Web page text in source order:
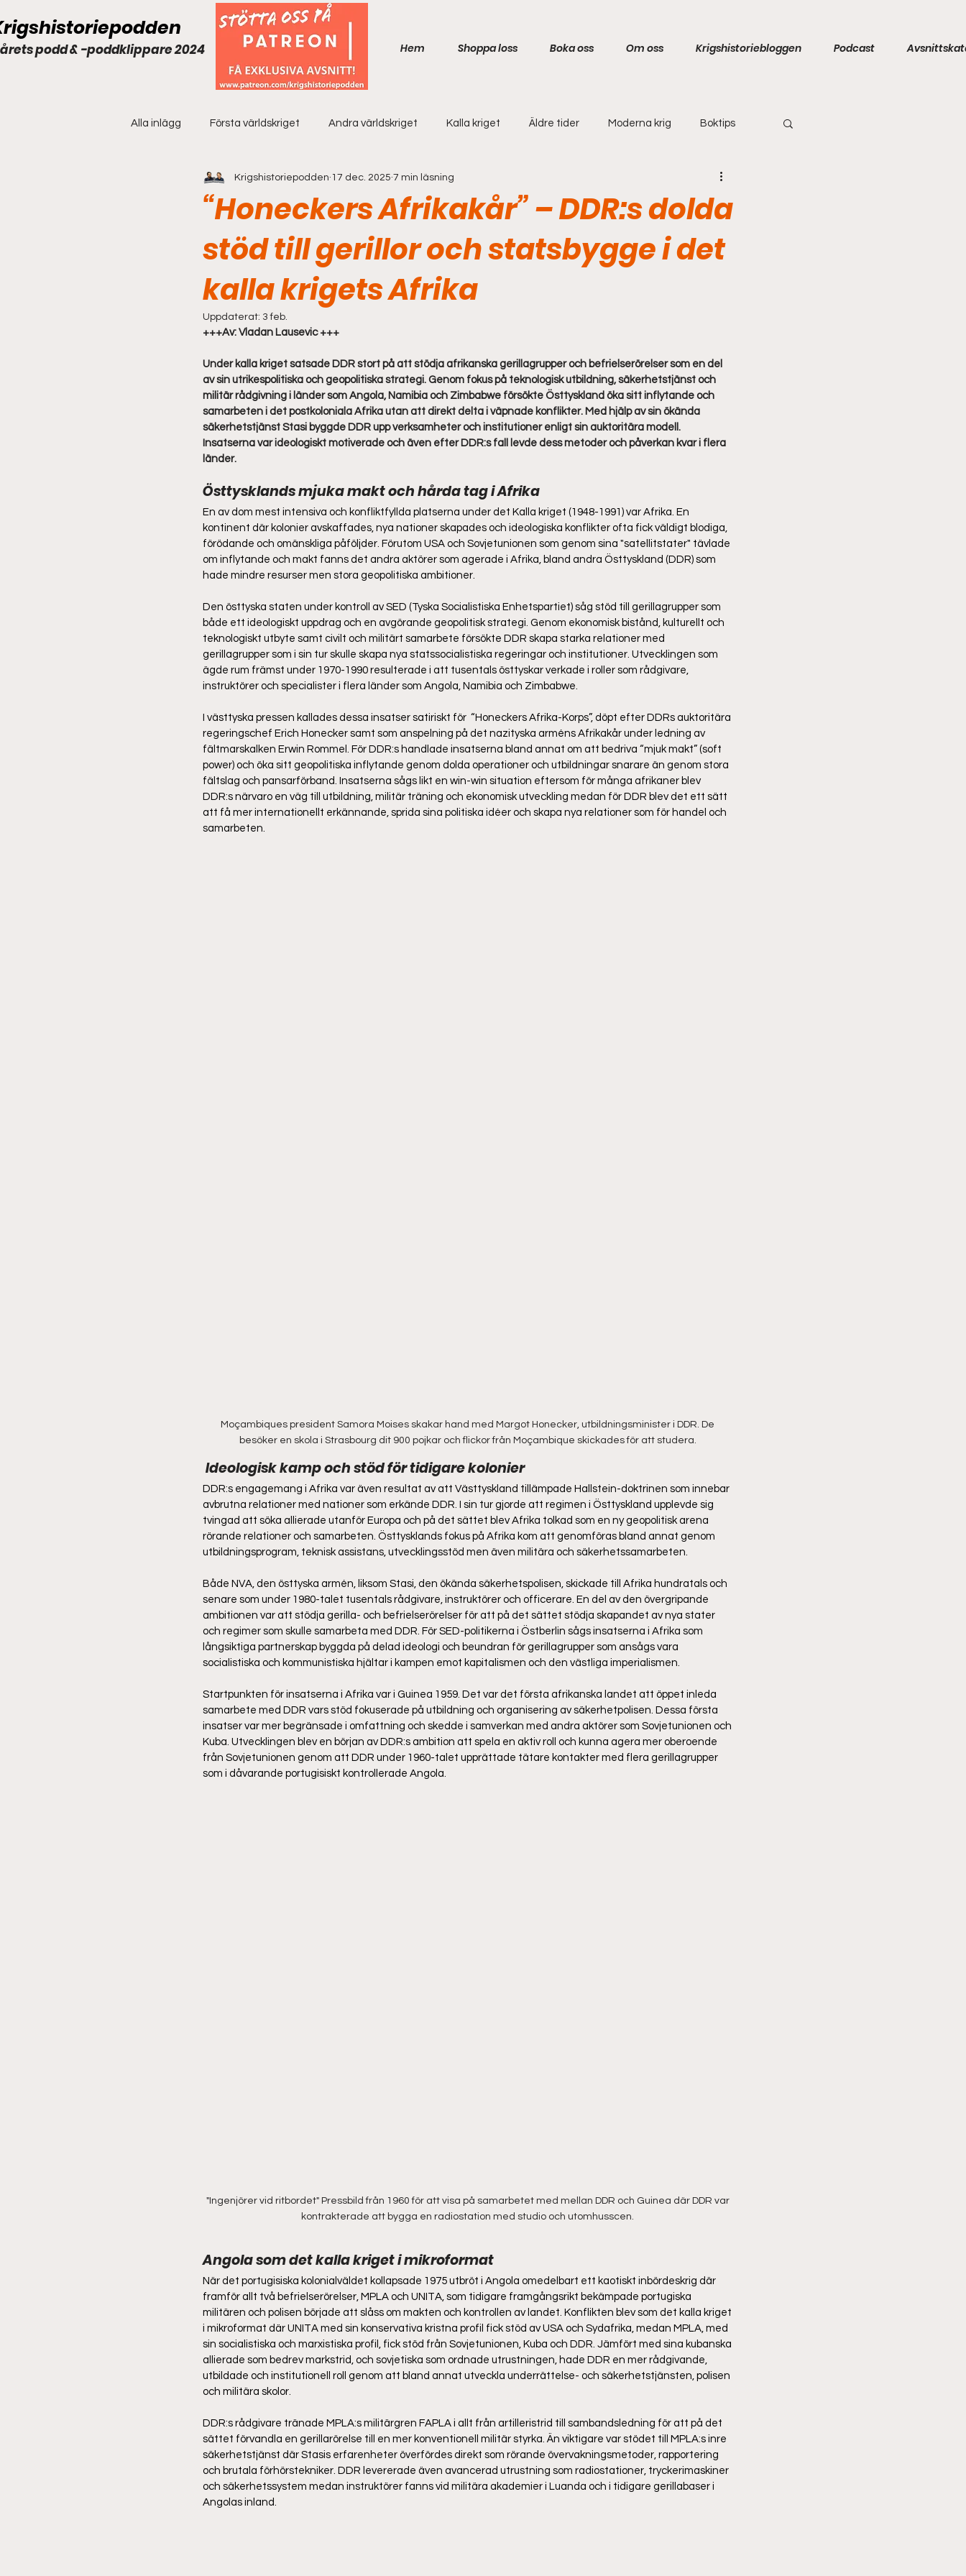
podd & -poddklippare 2024 Hem Shoppa loss Boka oss Om oss Krigshistoriebloggen Podcast
Alla inlägg Första världskriget Andra världskriget Kalla kriget Äldre tider Moderna krig Boktips
Extramaterial
“Honeckers Afrikakår” – DDR:s dolda
stöd till gerillor och statsbygge i det
kalla krigets Afrika
Krigshistoriepodden 17 dec. 2025 7 min läsning
Uppdaterat: 3 feb.
+++Av: Vladan Lausevic +++
Under kalla kriget satsade DDR stort på att stödja afrikanska gerillagrupper och befrielserörelser som en del
av sin utrikespolitiska och geopolitiska strategi. Genom fokus på teknologisk utbildning, säkerhetstjänst och
militär rådgivning i länder som Angola, Namibia och Zimbabwe försökte Östtyskland öka sitt inflytande och
samarbeten i det postkoloniala Afrika utan att direkt delta i väpnade konflikter. Med hjälp av sin ökända
säkerhetstjänst Stasi byggde DDR upp verksamheter och institutioner enligt sin auktoritära modell.
Insatserna var ideologiskt motiverade och även efter DDR:s fall levde dess metoder och påverkan kvar i flera
länder.
Östtysklands mjuka makt och hårda tag i Afrika
En av dom mest intensiva och konfliktfyllda platserna under det Kalla kriget (1948-1991) var Afrika. En
kontinent där kolonier avskaffades, nya nationer skapades och ideologiska konflikter ofta fick väldigt blodiga,
förödande och omänskliga påföljder. Förutom USA och Sovjetunionen som genom sina "satellitstater" tävlade
om inflytande och makt fanns det andra aktörer som agerade i Afrika, bland andra Östtyskland (DDR) som
hade mindre resurser men stora geopolitiska ambitioner.
Den östtyska staten under kontroll av SED (Tyska Socialistiska Enhetspartiet) såg stöd till gerillagrupper som
både ett ideologiskt uppdrag och en avgörande geopolitisk strategi. Genom ekonomisk bistånd, kulturellt och
teknologiskt utbyte samt civilt och militärt samarbete försökte DDR skapa starka relationer med
gerillagrupper som i sin tur skulle skapa nya statssocialistiska regeringar och institutioner. Utvecklingen som
ägde rum främst under 1970-1990 resulterade i att tusentals östtyskar verkade i roller som rådgivare,
instruktörer och specialister i flera länder som Angola, Namibia och Zimbabwe.
I västtyska pressen kallades dessa insatser satiriskt för  “Honeckers Afrika-Korps”, döpt efter DDRs auktoritära
regeringschef Erich Honecker samt som anspelning på det nazityska arméns Afrikakår under ledning av
fältmarskalken Erwin Rommel. För DDR:s handlade insatserna bland annat om att bedriva “mjuk makt” (soft
power) och öka sitt geopolitiska inflytande genom dolda operationer och utbildningar snarare än genom stora
fältslag och pansarförband. Insatserna sågs likt en win-win situation eftersom för många afrikaner blev
DDR:s närvaro en väg till utbildning, militär träning och ekonomisk utveckling medan för DDR blev det ett sätt
att få mer internationellt erkännande, sprida sina politiska idéer och skapa nya relationer som för handel och
samarbeten.
Moçambiques president Samora Moises skakar hand med Margot Honecker, utbildningsminister i DDR. De
besöker en skola i Strasbourg dit 900 pojkar och flickor från Moçambique skickades för att studera.
Ideologisk kamp och stöd för tidigare kolonier
DDR:s engagemang i Afrika var även resultat av att Västtyskland tillämpade Hallstein-doktrinen som innebar
avbrutna relationer med nationer som erkände DDR. I sin tur gjorde att regimen i Östtyskland upplevde sig
tvingad att söka allierade utanför Europa och på det sättet blev Afrika tolkad som en ny geopolitisk arena
rörande relationer och samarbeten. Östtysklands fokus på Afrika kom att genomföras bland annat genom
utbildningsprogram, teknisk assistans, utvecklingsstöd men även militära och säkerhetssamarbeten.
Både NVA, den östtyska armén, liksom Stasi, den ökända säkerhetspolisen, skickade till Afrika hundratals och
senare som under 1980-talet tusentals rådgivare, instruktörer och officerare. En del av den övergripande
ambitionen var att stödja gerilla- och befrielserörelser för att på det sättet stödja skapandet av nya stater
och regimer som skulle samarbeta med DDR. För SED-politikerna i Östberlin sågs insatserna i Afrika som
långsiktiga partnerskap byggda på delad ideologi och beundran för gerillagrupper som ansågs vara
socialistiska och kommunistiska hjältar i kampen emot kapitalismen och den västliga imperialismen.
Startpunkten för insatserna i Afrika var i Guinea 1959. Det var det första afrikanska landet att öppet inleda
samarbete med DDR vars stöd fokuserade på utbildning och organisering av säkerhetpolisen. Dessa första
insatser var mer begränsade i omfattning och skedde i samverkan med andra aktörer som Sovjetunionen och
Kuba. Utvecklingen blev en början av DDR:s ambition att spela en aktiv roll och kunna agera mer oberoende
från Sovjetunionen genom att DDR under 1960-talet upprättade tätare kontakter med flera gerillagrupper
som i dåvarande portugisiskt kontrollerade Angola.
"Ingenjörer vid ritbordet" Pressbild från 1960 för att visa på samarbetet med mellan DDR och Guinea där DDR var
kontrakterade att bygga en radiostation med studio och utomhusscen.
Angola som det kalla kriget i mikroformat
När det portugisiska kolonialväldet kollapsade 1975 utbröt i Angola omedelbart ett kaotiskt inbördeskrig där
framför allt två befrielserörelser, MPLA och UNITA, som tidigare framgångsrikt bekämpade portugiska
militären och polisen började att slåss om makten och kontrollen av landet. Konflikten blev som det kalla kriget
i mikroformat där UNITA med sin konservativa kristna profil fick stöd av USA och Sydafrika, medan MPLA, med
sin socialistiska och marxistiska profil, fick stöd från Sovjetunionen, Kuba och DDR. Jämfört med sina kubanska
allierade som bedrev markstrid, och sovjetiska som ordnade utrustningen, hade DDR en mer rådgivande,
utbildade och institutionell roll genom att bland annat utveckla underrättelse- och säkerhetstjänsten, polisen
och militära skolor.
DDR:s rådgivare tränade MPLA:s militärgren FAPLA i allt från artilleristrid till sambandsledning för att på det
sättet förvandla en gerillarörelse till en mer konventionell militär styrka. Än viktigare var stödet till MPLA:s inre
säkerhetstjänst där Stasis erfarenheter överfördes direkt som rörande övervakningsmetoder, rapportering
och brutala förhörstekniker. DDR levererade även avancerad utrustning som radiostationer, tryckerimaskiner
och säkerhetssystem medan instruktörer fanns vid militära akademier i Luanda och i tidigare gerillabaser i
Angolas inland.